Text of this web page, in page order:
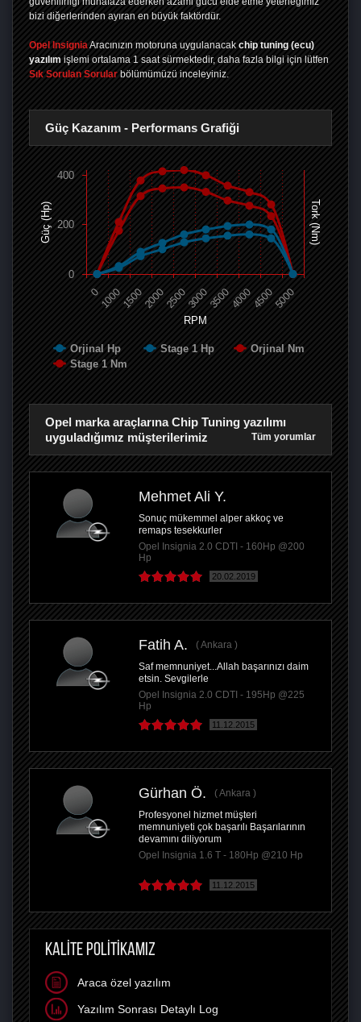
bizi diğerlerinden ayıran en büyük faktördür.
Opel InsigniaAracınızın motoruna uygulanacak chip tuning (ecu)
yazılım işlemi ortalama 1 saat sürmektedir, daha fazla bilgi için lütfen
Sık Sorulan Sorular bölümümüzü inceleyiniz.
Güç Kazanım - Performans Grafiği
RPM
Güç (Hp) Tork (Nm)
Orjinal Hp Stage 1 Hp
Orjinal Nm
Stage 1 Nm
0 100015002000250030003500400045005000
0
200
400
Opel marka araçlarına Chip Tuning yazılımı
uyguladığımız müşterilerimiz
Tüm yorumlar
Mehmet Ali Y.
Sonuç mükemmel alper akkoç ve
remaps tesekkurler
Opel Insignia 2.0 CDTI - 160Hp @200
Hp
20.02.2019
Fatih A.
Ankara
Saf memnuniyet...Allah başarınızı daim
etsin. Sevgilerle
Opel Insignia 2.0 CDTI - 195Hp @225
Hp
11.12.2015
Gürhan Ö.
Ankara
Profesyonel hizmet müşteri
memnuniyeti çok başarılı Başarılarının
devamını diliyorum
Opel Insignia 1.6 T - 180Hp @210 Hp
11.12.2015
KALİTE POLİTİKAMIZ
Araca özel yazılım
Yazılım Sonrası Detaylı Log